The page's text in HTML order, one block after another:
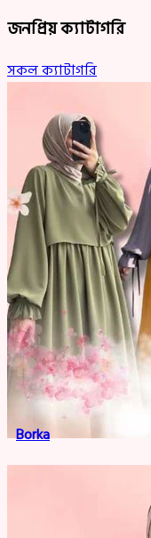
জনপ্রিয় ক্যাটাগরি
সকল ক্যাটাগরি
Borka